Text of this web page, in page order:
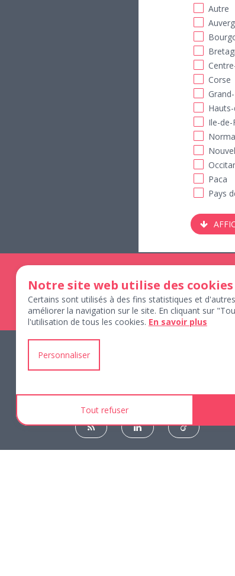
Notre site web utilise des cookies
Certains sont utilisés à des fins statistiques et
améliorer la navigation sur le site. En cliquant sur
l'utilisation de tous les cookies. En savoir plus
Personnaliser
Tout refuser
Autre
Corse
Ile-de-
Paca
Pays
30juin
Previous
Groupagora